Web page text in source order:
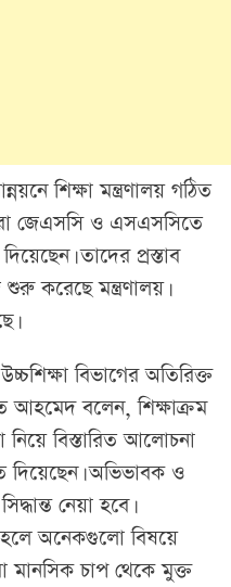
শিক্ষা মন্ত্রণালয় গঠিত
জেএসসি ও এসএসসিতে
তাদের প্রস্তাব
করেছে মন্ত্রণালয়।
বিভাগের অতিরিক্ত
আহমেদ বলেন, শিক্ষাক্রম
বিস্তারিত আলোচনা
দিয়েছেন। অভিভাবক ও
নেয়া হবে।
হলে অনেকগুলো বিষয়ে
মানসিক চাপ থেকে মুক্ত